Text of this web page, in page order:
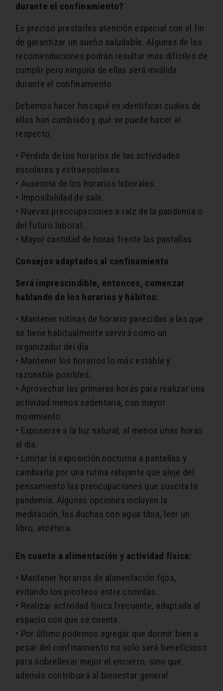
durante el confinamiento?
Es preciso prestarles atención especial con el fin
de garantizar un sueño saludable. Algunas de las
recomendaciones podrán resultar más difíciles de
cumplir pero ninguna de ellas será inválida
durante el confinamiento.
Debemos hacer hincapié en identificar cuáles de
ellas han cambiado y qué se puede hacer al
respecto:
• Pérdida de los horarios de las actividades
escolares y extraescolares.
• Ausencia de los horarios laborales.
• Imposibilidad de salir.
• Nuevas preocupaciones a raíz de la pandemia o
del futuro laboral.
• Mayor cantidad de horas frente las pantallas.
Consejos adaptados al confinamiento
Será imprescindible, entonces, comenzar
hablando de los horarios y hábitos:
• Mantener rutinas de horario parecidas a las que
se tiene habitualmente servirá como un
organizador del día.
• Mantener los horarios lo más estable y
razonable posibles.
• Aprovechar las primeras horas para realizar una
actividad menos sedentaria, con mayor
movimiento.
• Exponerse a la luz natural, al menos unas horas
al día.
• Limitar la exposición nocturna a pantallas y
cambiarla por una rutina relajante que aleje del
pensamiento las preocupaciones que suscita la
pandemia. Algunas opciones incluyen la
meditación, las duchas con agua tibia, leer un
libro, etcétera.
En cuanto a alimentación y actividad física:
• Mantener horarios de alimentación fijos,
evitando los picoteos entre comidas.
• Realizar actividad física frecuente, adaptada al
espacio con que se cuenta.
• Por último podemos agregar que dormir bien a
pesar del confinamiento no solo será beneficioso
para sobrellevar mejor el encierro, sino que
además contribuirá al bienestar general.